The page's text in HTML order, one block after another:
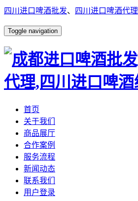
四川进口啤酒批发、 四川进口啤酒代理
Toggle navigation
首页
关于我们
商品展厅
合作案例
服务流程
新闻动态
联系我们
用户登录